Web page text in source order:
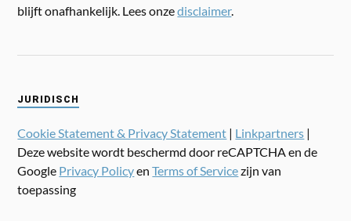
blijft onafhankelijk. Lees onzedisclaimer.
JURIDISCH
Cookie Statement & Privacy Statement | Linkpartners |
Deze website wordt beschermd door reCAPTCHA en de
Google Privacy PolicyenTerms of Servicezijn van
toepassing